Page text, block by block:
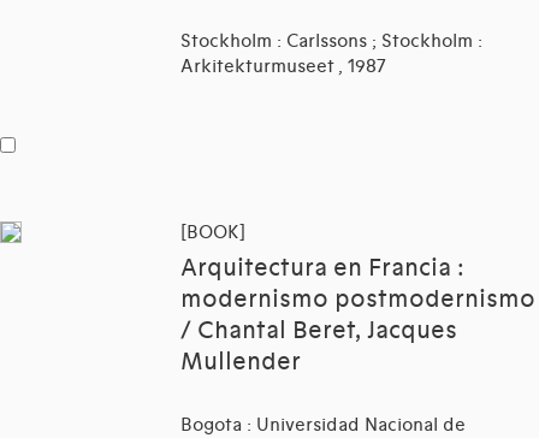
Stockholm : Carlssons ; Stockholm :
Arkitekturmuseet , 1987
[BOOK]
Arquitectura en Francia :
modernismo postmodernismo
/ Chantal Beret, Jacques
Mullender
Bogota : Universidad Nacional de